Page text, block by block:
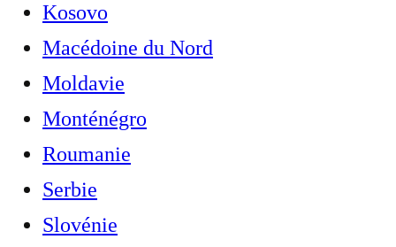
Kosovo
Macédoine du Nord
Moldavie
Monténégro
Roumanie
Serbie
Slovénie